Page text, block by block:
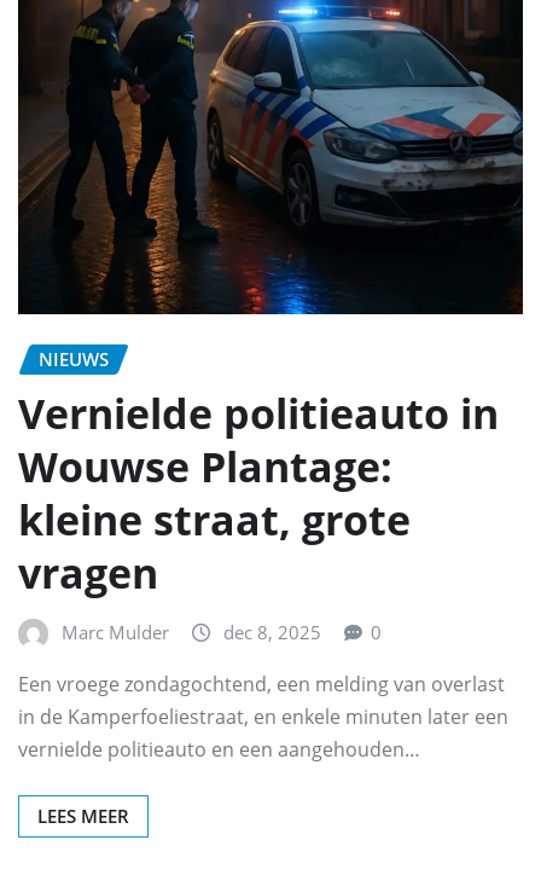
NIEUWS
Vernielde politieauto in
Wouwse Plantage:
kleine straat, grote
vragen
Marc Mulder dec 8, 2025 0
Een vroege zondagochtend, een melding van overlast
in de Kamperfoeliestraat, en enkele minuten later een
vernielde politieauto en een aangehouden…
LEES MEER